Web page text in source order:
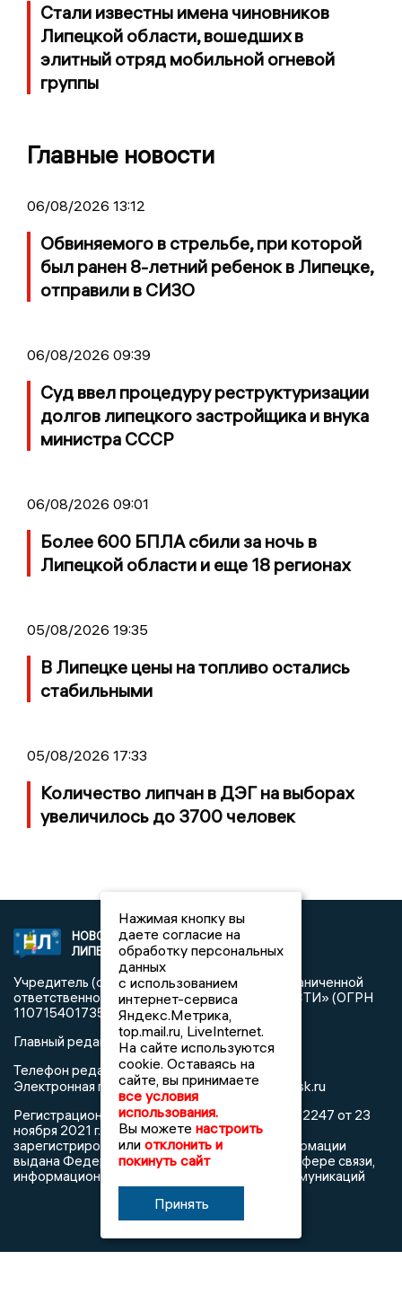
Стали известны имена чиновников
Липецкой области, вошедших в
элитный отряд мобильной огневой
группы
Главные новости
06/08/2026 13:12
Обвиняемого в стрельбе, при которой
был ранен 8-летний ребенок в Липецке,
отправили в СИЗО
06/08/2026 09:39
Суд ввел процедуру реструктуризации
долгов липецкого застройщика и внука
министра СССР
06/08/2026 09:01
Более 600 БПЛА сбили за ночь в
Липецкой области и еще 18 регионах
05/08/2026 19:35
В Липецке цены на топливо остались
стабильными
05/08/2026 17:33
Количество липчан в ДЭГ на выборах
увеличилось до 3700 человек
НОВОСТИ
ЛИПЕЦКА
2021 © NEWSLIPETSK.RU | СИ
«Новости Липецка»
Учредитель (соучредители): Общество с ограниченной
ответственностью «РЕГИОНАЛЬНЫЕ НОВОСТИ» (ОГРН
1107154017354)
Главный редактор: Герцог Е.Г.
Телефон редакции: +7 903 699 9427
Электронная почта редакции:info@newslipetsk.ru
Регистрационный номер: серия Эл № ФС77-82247 от 23
ноября 2021 г. согласно выписке из реестра
зарегистрированных средств массовой информации
выдана Федеральной службой по надзору в сфере связи,
информационных технологий и массовых коммуникаций
Нажимая кнопку вы
даете согласие на
обработку персональных
данных
с использованием
интернет-сервиса
Яндекс.Метрика,
top.mail.ru, LiveInternet.
На сайте используются
cookie. Оставаясь на
сайте, вы принимаете
все условия
использования.
Вы можете настроить
или отклонить и
покинуть сайт
Принять